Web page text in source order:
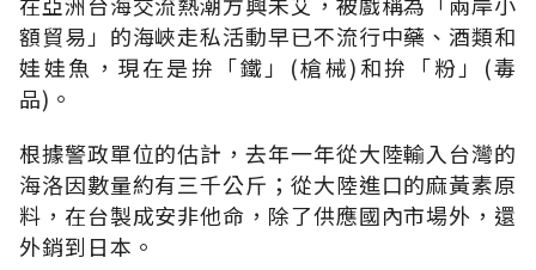
額貿易」的海峽走私活動早已不流行中藥、酒類和
娃娃魚，現在是拚「鐵」(槍械)和拚「粉」(毒
品)。
根據警政單位的估計，去年一年從大陸輸入台灣的
海洛因數量約有三千公斤；從大陸進口的麻黃素原
料，在台製成安非他命，除了供應國內市場外，還
外銷到日本。